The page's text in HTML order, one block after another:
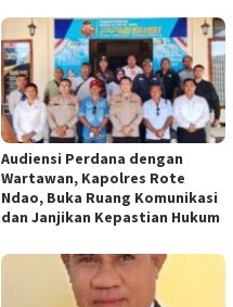
Audiensi Perdana dengan
Wartawan, Kapolres Rote
Ndao, Buka Ruang Komunikasi
dan Janjikan Kepastian Hukum